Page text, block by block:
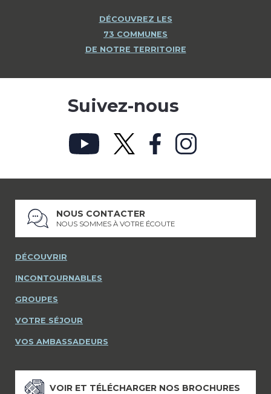
DÉCOUVREZ LES
73 COMMUNES
DE NOTRE TERRITOIRE
Suivez-nous
NOUS CONTACTER
NOUS SOMMES À VOTRE ÉCOUTE
DÉCOUVRIR
INCONTOURNABLES
GROUPES
VOTRE SÉJOUR
VOS AMBASSADEURS
VOIR ET TÉLÉCHARGER NOS BROCHURES